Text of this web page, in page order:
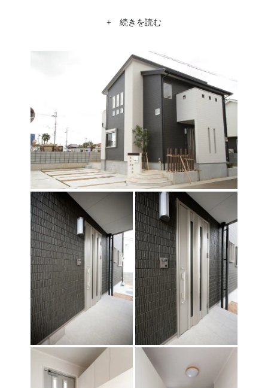
ある開放的で明るいイメージを演出しました。
事で両共に奥行きのあるスペースを確保しました。ま
た、隣接する建物からの視線の交差がないように壁を高
くすることで、洗濯物やプライバシーにも配慮しまし
室内の壁クロスには、一部にモダンカラーを配置し変化
をもたらすことで空間の演出と明るさを強調する仕上げ
としました。
外観は内装色とは対照的な白･黒の交互2色を配置し、重
厚感ある中にもモダンでスタイリッシュな仕上がりとな
りました。
+ 続きを読む